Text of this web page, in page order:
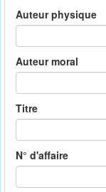
Auteur physique
Auteur moral
Titre
N° d'affaire